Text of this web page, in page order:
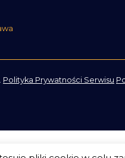
Polityka Prywatności Serwisu